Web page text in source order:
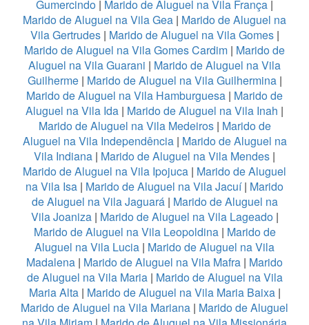
Gumercindo | Marido de Aluguel na Vila França |
Marido de Aluguel na Vila Gea | Marido de Aluguel na
Vila Gertrudes| Marido de Aluguel na Vila Gomes|
Marido de Aluguel na Vila Gomes Cardim | Marido de
Aluguel na Vila Guarani | Marido de Aluguel na Vila
Guilherme| Marido de Aluguel na Vila Guilhermina|
Marido de Aluguel na Vila Hamburguesa | Marido de
Aluguel na Vila Ida | Marido de Aluguel na Vila Inah |
Marido de Aluguel na Vila Medeiros| Marido de
Aluguel na Vila Independência| Marido de Aluguel na
Vila Indiana | Marido de Aluguel na Vila Mendes |
Marido de Aluguel na Vila Ipojuca | Marido de Aluguel
na Vila Isa | Marido de Aluguel na Vila Jacuí| Marido
de Aluguel na Vila Jaguará| Marido de Aluguel na
Vila Joaniza| Marido de Aluguel na Vila Lageado|
Marido de Aluguel na Vila Leopoldina| Marido de
Aluguel na Vila Lucia | Marido de Aluguel na Vila
Madalena | Marido de Aluguel na Vila Mafra | Marido
de Aluguel na Vila Maria| Marido de Aluguel na Vila
Maria Alta| Marido de Aluguel na Vila Maria Baixa|
Marido de Aluguel na Vila Mariana | Marido de Aluguel